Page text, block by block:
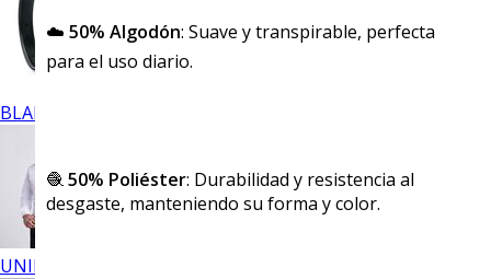
BLANCOS
UNIFORMES
☁️ 50% Algodón: Suave y transpirable, perfecta
para el uso diario.
🧶50% Poliéster: Durabilidad y resistencia al
desgaste, manteniendo su forma y color.